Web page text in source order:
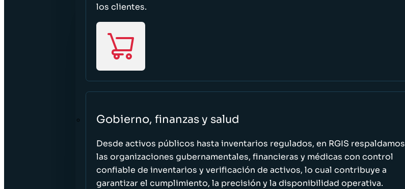
los clientes.
Gobierno, finanzas y salud
Desde activos públicos hasta inventarios regulados, en RGIS respaldamos
las organizaciones gubernamentales, financieras y médicas con control
confiable de inventarios y verificación de activos, lo cual contribuye a
garantizar el cumplimiento, la precisión y la disponibilidad operativa.